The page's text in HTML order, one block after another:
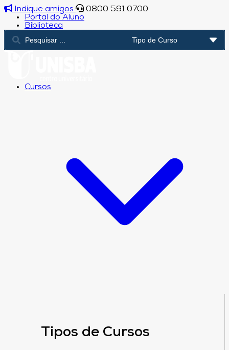
Indique amigos
0800 591 0700
Portal do Aluno
Biblioteca
Cursos
Tipos de Cursos